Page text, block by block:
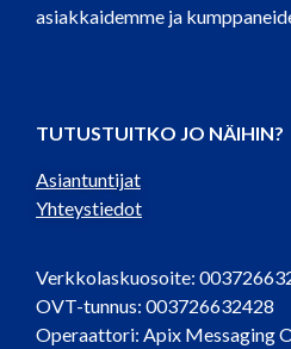
asiakkaidemme ja
TUTUSTUITKO JO NÄIHIN?
Asiantuntijat
Yhteystiedot
Verkkolaskuosoite:
OVT-tunnus: 003726632428
Operaattori: Apix Messaging